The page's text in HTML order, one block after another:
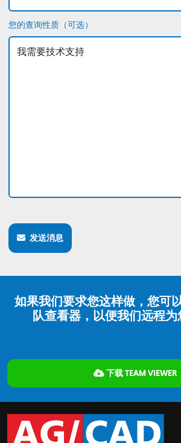
您的查询性质（可选）
发送消息
如果我们要求您这样做，您可
队查看器，以便我们远程
下载 TEAM VIEWER